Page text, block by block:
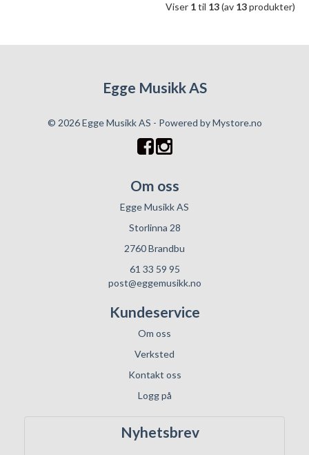
Viser 1til 13(av 13produkter)
Egge Musikk AS
© 2026 Egge Musikk AS - Powered byMystore.no
Om oss
Egge Musikk AS
Storlinna 28
2760 Brandbu
61 33 59 95
post@eggemusikk.no
Kundeservice
Om oss
Verksted
Kontakt oss
Logg på
Nyhetsbrev